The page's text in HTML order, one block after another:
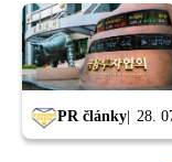
PR články 28.